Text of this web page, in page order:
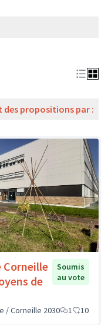
des propositions par :
Corneille
de
Soumis
au vote
/ Corneille 2030 1 10